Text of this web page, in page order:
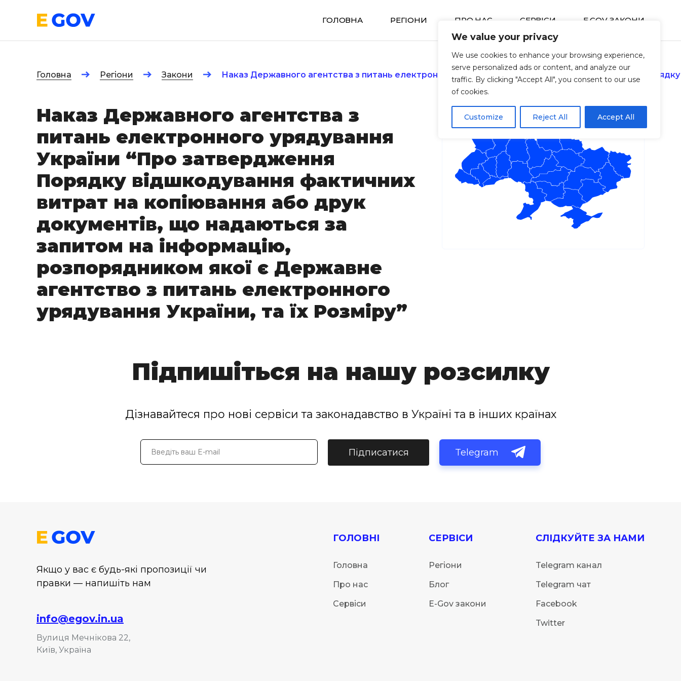
We value your privacy
We use cookies to enhance your browsing experience,
serve personalized ads or content, and analyze our
traffic. By clicking "Accept All", you consent to our use
of cookies.
Customize Reject All Accept All
ГОЛОВНА РЕГIОНИ ПРО НАС СЕРВIСИ E GOV ЗАКОНИ
Головна Регіони Закони Наказ Державного агентства з питань електронного урядування України “Про затвердження
Наказ Державного агентства з
питань електронного урядування
України “Про затвердження
Порядку відшкодування фактичних
витрат на копіювання або друк
документів, що надаються за
запитом на інформацію,
розпорядником якої є Державне
агентство з питань електронного
урядування України, та їх Розміру”
Підпишіться на нашу розсилку
Дізнавайтеся про нові сервіси та законадавство в Україні та в інших країнах
Підписатися Telegram
Якщо у вас є будь-які пропозиції чи
правки — напишіть нам
info@egov.in.ua
Вулиця Мечнікова 22,
Київ, Україна
ГОЛОВНІ
Головна
Про нас
Сервіси
СЕРВІСИ
Регіони
Блог
E-Gov закони
СЛІДКУЙТЕ ЗА НАМИ
Telegram канал
Telegram чат
Facebook
Twitter